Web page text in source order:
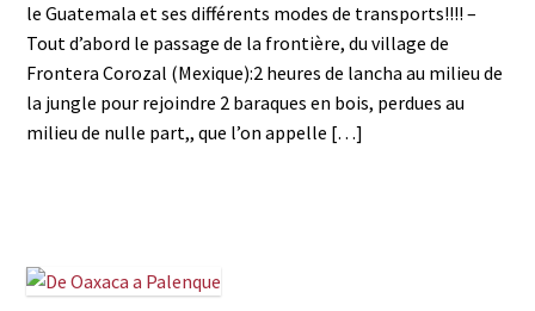
le Guatemala et ses différents modes de transports!!!! –
Tout d’abord le passage de la frontière, du village de
Frontera Corozal (Mexique):2 heures de lancha au milieu de
la jungle pour rejoindre 2 baraques en bois, perdues au
milieu de nulle part,, que l’on appelle […]